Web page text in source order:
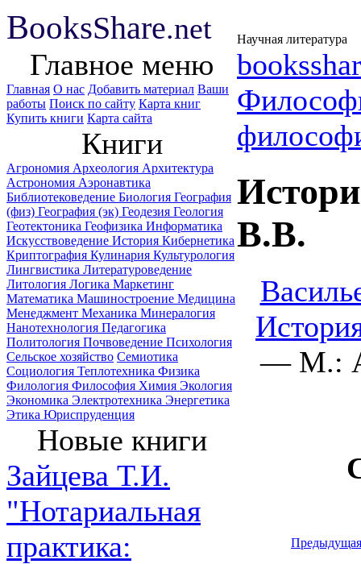
BooksShare.net Научная литература
Главное меню
Главная О нас Добавить материал Ваши
работы Поиск по сайту Карта книг
Купить книги Карта сайта
Книги
Агрономия Археология Архитектура
Астрономия Аэронавтика
Библиотековедение Биология География
(физ) География (эк) Геодезия Геология
Геотектоника Геофизика Информатика
Искусствоведение История Кибернетика
Криптография Кулинария Культурология
Лингвистика Литературоведение
Литология Логика Маркетинг
Математика Машиностроение Медицина
Менеджмент Механика Минералогия
Нанотехнология Педагогика
Политология Почвоведение Психология
Сельское хозяйство Семиотика
Социология Теплотехника Физика
Филология Философия Химия Экология
Экономика Электротехника Энергетика
Этика Юриспруденция
Новые книги
Зайцева Т.И.
"Нотариальная
практика:
B.B.
— М.:
Предыдущая